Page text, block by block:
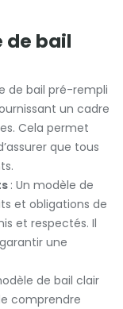
de bail
de bail pré-rempli
un cadre
Cela permet
que tous
: Un modèle de
et obligations de
et respectés. Il
une
de bail clair
comprendre